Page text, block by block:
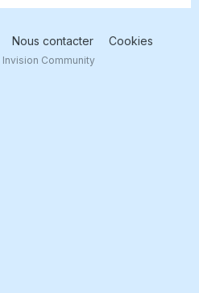
Nous contacter Cookies
Community